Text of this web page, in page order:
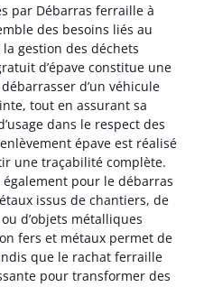
par Débarras ferraille à
des besoins liés au
gestion des déchets
d’épave constitue une
d’un véhicule
tout en assurant sa
dans le respect des
épave est réalisé
une traçabilité complète.
pour le débarras
issus de chantiers, de
d’objets métalliques
fers et métaux permet de
que le rachat ferraille
pour transformer des